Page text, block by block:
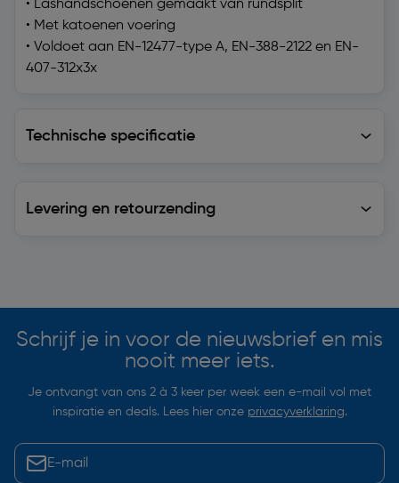
• Lashandschoenen gemaakt van rundsplit
• Met katoenen voering
• Voldoet aan EN-12477-type A, EN-388-2122 en EN-
407-312x3x
Technische specificatie
Levering en retourzending
Schrijf je in voor de nieuwsbrief en mis
nooit meer iets.
Je ontvangt van ons 2 à 3 keer per week een e-mail vol met
inspiratie en deals. Lees hier onze privacyverklaring.